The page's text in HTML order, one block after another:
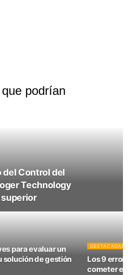
podrían
del Control del
Technology
para evaluar un
solución de gestión
DESTACADAS
Los 9
cometer